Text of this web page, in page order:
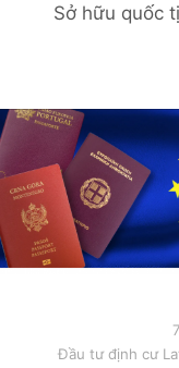
Sở hữu quốc
Đầu tư định cư